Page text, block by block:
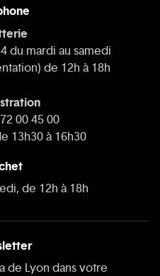
du mardi au samedi
de 12h à 18h
00 45 00
13h30 à 16h30
de 12h à 18h
de Lyon dans votre